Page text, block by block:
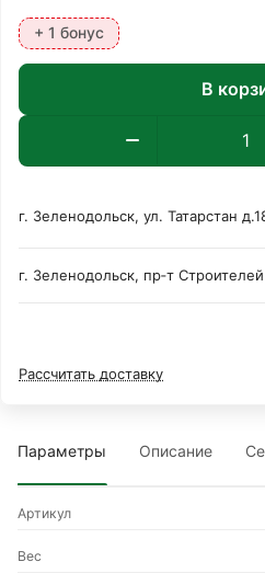
+ 1 бонус
В
г. Зеленодольск, ул. Татарстан
г. Зеленодольск, пр‑т
Рассчитать доставку
Параметры Описание
Артикул
Вес